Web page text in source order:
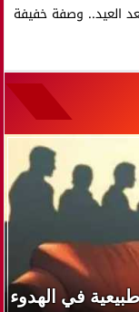
العيد.. وصفة خفيفة
في الهدوء